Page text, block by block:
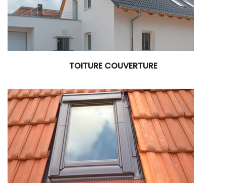
TOITURE COUVERTURE